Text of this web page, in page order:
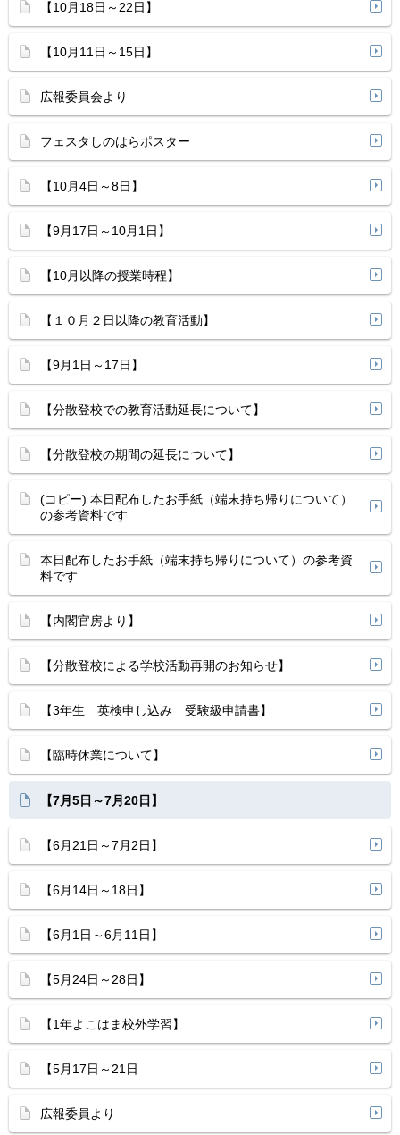
【10月18日～22日】
【10月11日～15日】
広報委員会より
フェスタしのはらポスター
【10月4日～8日】
【9月17日～10月1日】
【10月以降の授業時程】
【１０月２日以降の教育活動】
【9月1日～17日】
【分散登校での教育活動延長について】
【分散登校の期間の延長について】
(コピー) 本日配布したお手紙（端末持ち帰りについて）
の参考資料です
本日配布したお手紙（端末持ち帰りについて）の参考資
料です
【内閣官房より】
【分散登校による学校活動再開のお知らせ】
【3年生 英検申し込み 受験級申請書】
【臨時休業について】
【7月5日～7月20日】
【6月21日～7月2日】
【6月14日～18日】
【6月1日～6月11日】
【5月24日～28日】
【1年よこはま校外学習】
【5月17日～21日
広報委員より